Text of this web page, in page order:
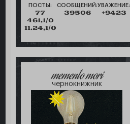
ПОСТЫ:
77
461,1/0
11.24,1/0
СООБЩЕНИЙ:
39506
УВАЖЕНИЕ:
+9423
memento mori
чернокнижник